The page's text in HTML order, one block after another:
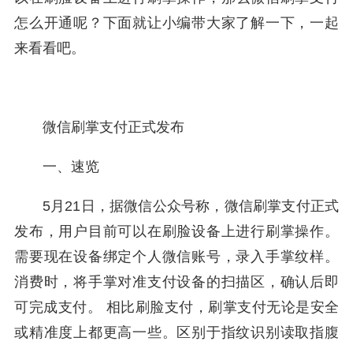
怎么开通呢？下面就让小编带大家了解一下，一起
来看看吧。
微信刷掌支付正式发布
一、速览
5月21日，据微信公众号称，微信刷掌支付正式
发布，用户目前可以在刷脸设备上进行刷掌操作。
需要现在设备绑定个人微信账号，录入手掌纹样。
消费时，将手掌对准支付设备的扫描区，确认后即
可完成支付。 相比刷脸支付，刷掌支付无论是安全
或精准度上都更高一些。区别于指纹识别读取指腹